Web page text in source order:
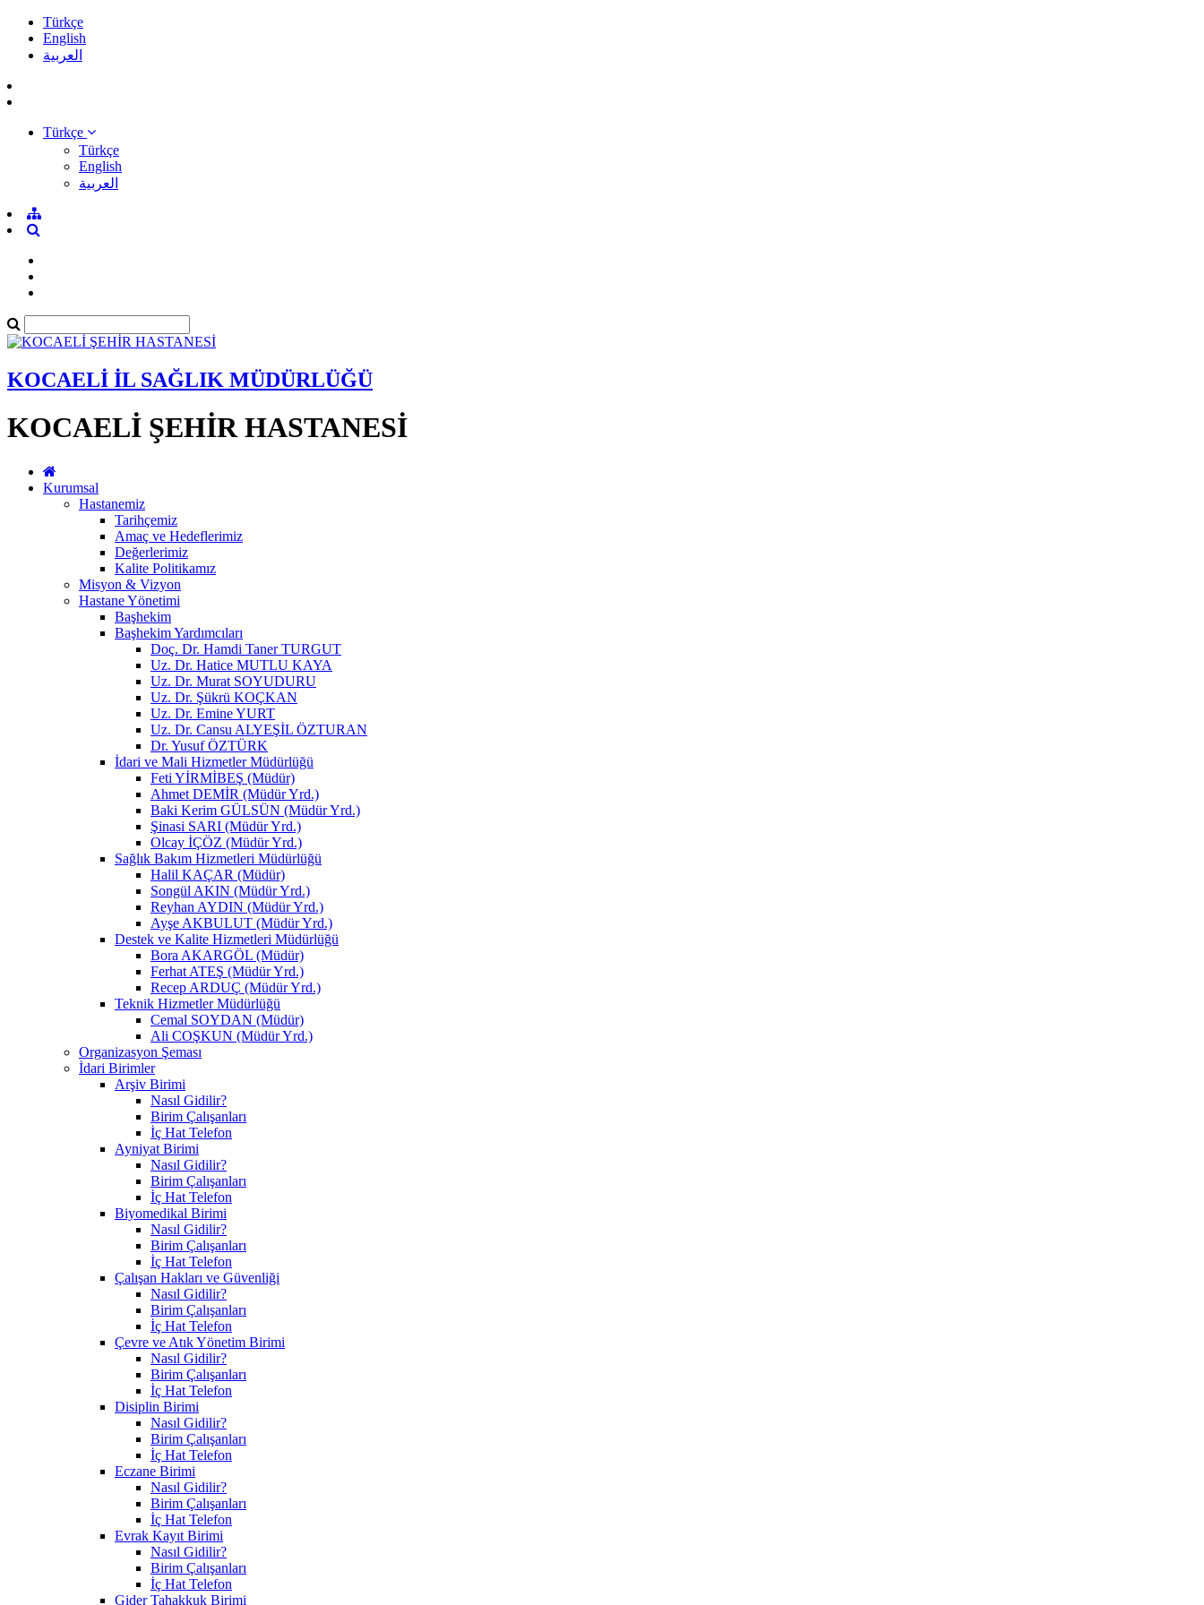
Türkçe
English
العربية
Türkçe
Türkçe
English
العربية
KOCAELİ İL SAĞLIK MÜDÜRLÜĞÜ
KOCAELİ ŞEHİR HASTANESİ
Kurumsal
Hastanemiz
Tarihçemiz
Amaç ve Hedeflerimiz
Değerlerimiz
Kalite Politikamız
Misyon & Vizyon
Hastane Yönetimi
Başhekim
Başhekim Yardımcıları
Doç. Dr. Hamdi Taner TURGUT
Uz. Dr. Hatice MUTLU KAYA
Uz. Dr. Murat SOYUDURU
Uz. Dr. Şükrü KOÇKAN
Uz. Dr. Emine YURT
Uz. Dr. Cansu ALYEŞİL ÖZTURAN
Dr. Yusuf ÖZTÜRK
İdari ve Mali Hizmetler Müdürlüğü
Feti YİRMİBEŞ (Müdür)
Ahmet DEMİR (Müdür Yrd.)
Baki Kerim GÜLSÜN (Müdür Yrd.)
Şinasi SARI (Müdür Yrd.)
Olcay İÇÖZ (Müdür Yrd.)
Sağlık Bakım Hizmetleri Müdürlüğü
Halil KAÇAR (Müdür)
Songül AKIN (Müdür Yrd.)
Reyhan AYDIN (Müdür Yrd.)
Ayşe AKBULUT (Müdür Yrd.)
Destek ve Kalite Hizmetleri Müdürlüğü
Bora AKARGÖL (Müdür)
Ferhat ATEŞ (Müdür Yrd.)
Recep ARDUÇ (Müdür Yrd.)
Teknik Hizmetler Müdürlüğü
Cemal SOYDAN (Müdür)
Ali COŞKUN (Müdür Yrd.)
Organizasyon Şeması
İdari Birimler
Arşiv Birimi
Nasıl Gidilir?
Birim Çalışanları
İç Hat Telefon
Ayniyat Birimi
Nasıl Gidilir?
Birim Çalışanları
İç Hat Telefon
Biyomedikal Birimi
Nasıl Gidilir?
Birim Çalışanları
İç Hat Telefon
Çalışan Hakları ve Güvenliği
Nasıl Gidilir?
Birim Çalışanları
İç Hat Telefon
Çevre ve Atık Yönetim Birimi
Nasıl Gidilir?
Birim Çalışanları
İç Hat Telefon
Disiplin Birimi
Nasıl Gidilir?
Birim Çalışanları
İç Hat Telefon
Eczane Birimi
Nasıl Gidilir?
Birim Çalışanları
İç Hat Telefon
Evrak Kayıt Birimi
Nasıl Gidilir?
Birim Çalışanları
İç Hat Telefon
Gider Tahakkuk Birimi